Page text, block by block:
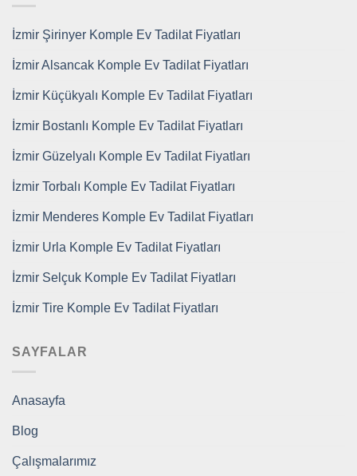
İzmir Şirinyer Komple Ev Tadilat Fiyatları
İzmir Alsancak Komple Ev Tadilat Fiyatları
İzmir Küçükyalı Komple Ev Tadilat Fiyatları
İzmir Bostanlı Komple Ev Tadilat Fiyatları
İzmir Güzelyalı Komple Ev Tadilat Fiyatları
İzmir Torbalı Komple Ev Tadilat Fiyatları
İzmir Menderes Komple Ev Tadilat Fiyatları
İzmir Urla Komple Ev Tadilat Fiyatları
İzmir Selçuk Komple Ev Tadilat Fiyatları
İzmir Tire Komple Ev Tadilat Fiyatları
SAYFALAR
Anasayfa
Blog
Çalışmalarımız